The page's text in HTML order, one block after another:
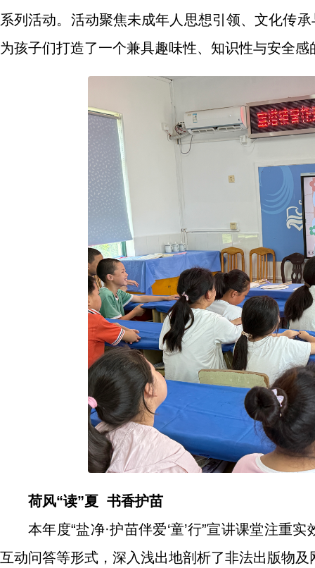
系列活动。活动聚焦未成年人思想引领、文化传
为孩子们打造了一个兼具趣味性、知识性与安全感
荷风“读”夏 书香护苗
本年度“盐净·护苗伴爱‘童’行”宣讲课堂注重
互动问答等形式，深入浅出地剖析了非法出版物